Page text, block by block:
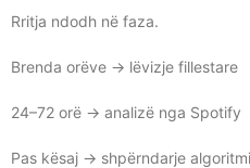
Rritja ndodh në faza.
Brenda orëve → lëvizje fillestare
24–72 orë → analizë nga Spotify
Pas kësaj → shpërndarje